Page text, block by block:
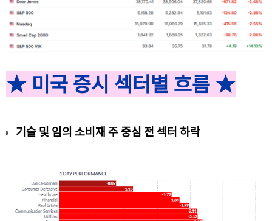
★ 미국 증시 섹터별 흐름 ★
기술 및 임의 소비재 주 중심 전 섹터 하락